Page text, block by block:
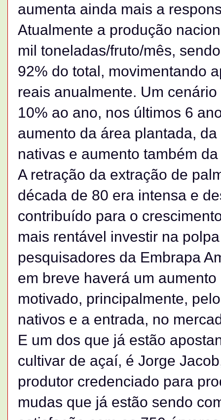
aumenta ainda mais a
Atualmente a produção
mil toneladas/fruto/mês,
92% do total, movimentando
reais anualmente. Um
10% ao ano, nos últimos 6
aumento da área plantada,
nativas e aumento também
A retração da extração de
década de 80 era intensa e
contribuído para o
mais rentável investir na
pesquisadores da Embrapa
em breve haverá um
motivado, principalmente,
nativos e a entrada, no
E um dos que já estão
cultivar de açaí, é Jorge
produtor credenciado para
mudas que já estão sendo